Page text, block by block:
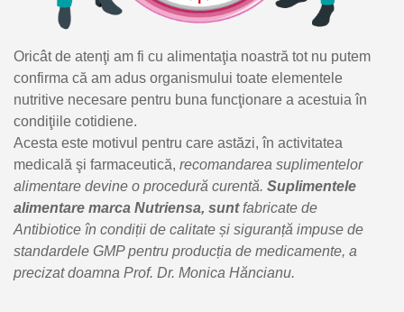
Oricât de atenţi am fi cu alimentaţia noastră tot nu putem
confirma că am adus organismului toate elementele
nutritive necesare pentru buna funcţionare a acestuia în
condiţiile cotidiene.
Acesta este motivul pentru care astăzi, în activitatea
medicală şi farmaceutică, recomandarea suplimentelor
alimentare devine o procedură curentă. Suplimentele
alimentare marca Nutriensa, suntfabricate de
Antibiotice în condiții de calitate și siguranță impuse de
standardele GMP pentru producția de medicamente, a
precizat doamna Prof. Dr. Monica Hăncianu.